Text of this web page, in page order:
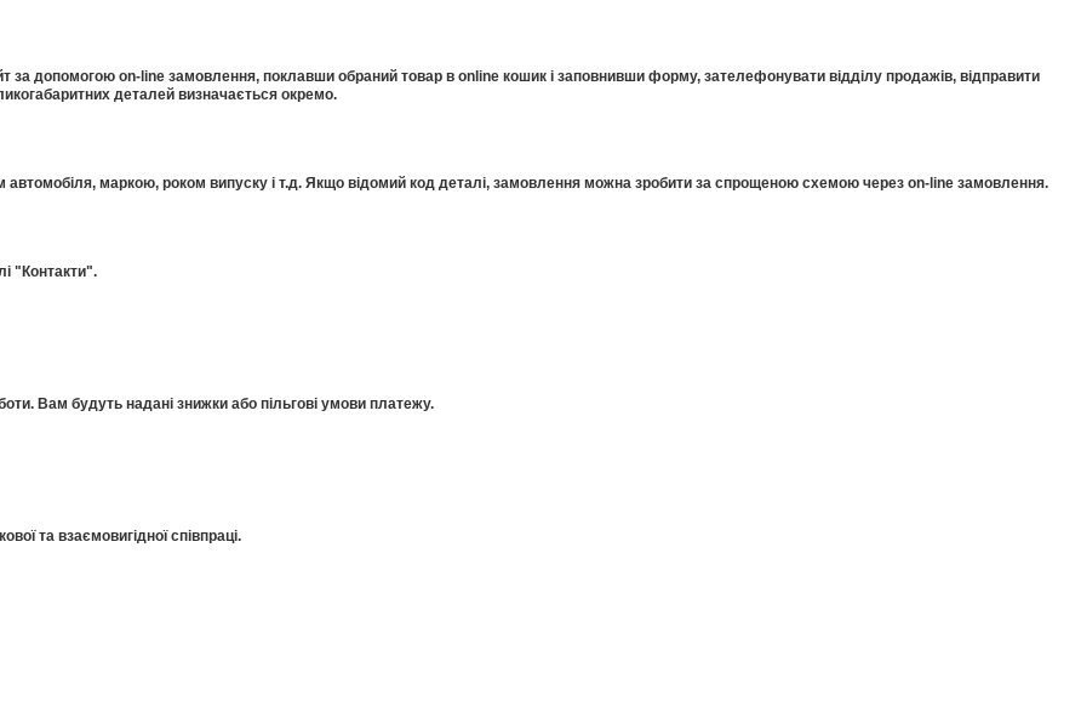
допомогою on-line замовлення, поклавши обраний товар в online кошик і заповнивши форму, зателефонувати відділу продажів, відправити
деталей визначається окремо.
автомобіля, маркою, роком випуску і т.д. Якщо відомий код деталі, замовлення можна зробити за спрощеною схемою через on-line замовлення.
"Контакти".
Вам будуть надані знижки або пільгові умови платежу.
та взаємовигідної співпраці.